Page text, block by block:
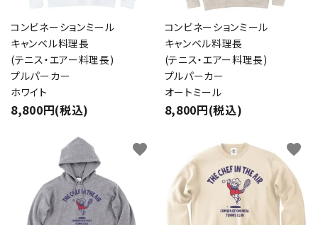
コンビネーションミール
キャンベル料理長
(テニス・エアー料理長)
プルパーカー
ホワイト
8,800円(税込)
コンビネーションミール
キャンベル料理長
(テニス・エアー料理長)
プルパーカー
オートミール
8,800円(税込)
favorite favorite